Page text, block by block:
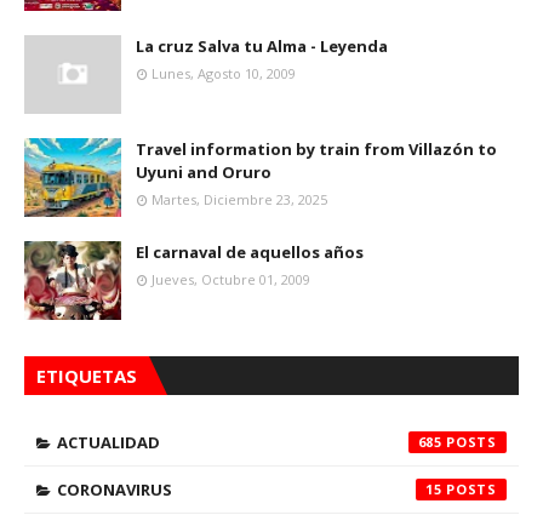
La cruz Salva tu Alma - Leyenda
Lunes, Agosto 10, 2009
Travel information by train from Villazón to
Uyuni and Oruro
Martes, Diciembre 23, 2025
El carnaval de aquellos años
Jueves, Octubre 01, 2009
ETIQUETAS
ACTUALIDAD 685
CORONAVIRUS 15